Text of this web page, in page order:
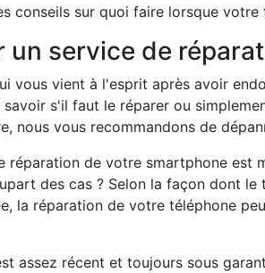
conseils sur quoi faire lorsque
un service de
vous vient à l'esprit après avoir
s'il faut le réparer ou
nous vous recommandons de
réparation de votre smartphone est
des cas ? Selon la façon dont
la réparation de votre téléphone
assez récent et toujours sous